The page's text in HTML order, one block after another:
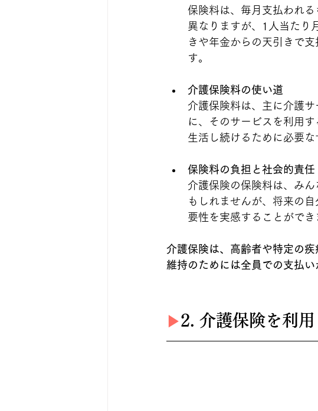
保険料は、毎月支払われ
異なりますが、1人当たり
きや年金からの天引きで
す。
介護保険料の使い道
介護保険料は、主に介護
に、そのサービスを利用
生活し続けるために必要な
保険料の負担と社会的責任
介護保険の保険料は、み
もしれませんが、将来の
要性を実感することができ
介護保険は、高齢者や特定の
維持のためには全員での支払い
▶︎2. 介護保険を利